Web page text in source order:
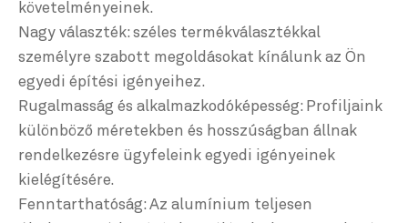
követelményeinek.
Nagy választék: széles termékválasztékkal
személyre szabott megoldásokat kínálunk az Ön
egyedi építési igényeihez.
Rugalmasság és alkalmazkodóképesség: Profiljaink
különböző méretekben és hosszúságban állnak
rendelkezésre ügyfeleink egyedi igényeinek
kielégítésére.
Fenntarthatóság: Az alumínium teljesen